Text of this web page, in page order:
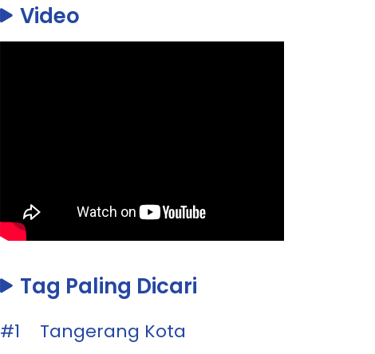
Video
Tag Paling Dicari
#1
Tangerang Kota